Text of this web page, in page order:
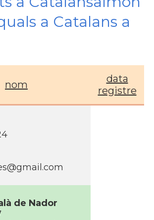
a Catalans a
nom
data
registre
de Nador